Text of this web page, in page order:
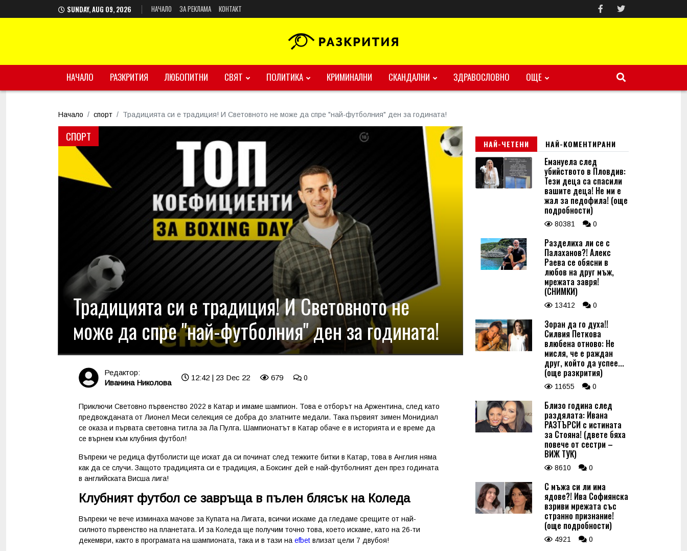
SUNDAY, AUG 09, 2026 НАЧАЛО ЗА РЕКЛАМА КОНТАКТ
НАЧАЛО РАЗКРИТИЯ ЛЮБОПИТНИ СВЯТ ПОЛИТИКА КРИМИНАЛНИ СКАНДАЛНИ ЗДРАВОСЛОВНО ОЩЕ
Начало спорт Традицията си е традиция! И Световното не може да спре "най-футболния" ден за годината!
СПОРТ
Традицията си е традиция! И Световното не
може да спре "най-футболния" ден за годината!
Редактор:
Иванина Николова
12:42 | 23 Dec 22 679 0
Приключи Световно първенство 2022 в Катар и имаме шампион. Това е отборът на Аржентина, след като
предвожданата от Лионел Меси селекция се добра до златните медали. Така първият зимен Монидиал
се оказа и първата световна титла за Ла Пулга. Шампионатът в Катар обаче е в историята и е време да
се върнем към клубния футбол!
Въпреки че редица футболисти ще искат да си починат след тежките битки в Катар, това в Англия няма
как да се случи. Защото традицията си е традиция, а Боксинг дей е най-футболният ден през годината
в английската Висша лига!
Клубният футбол се завръща в пълен блясък на Коледа
Въпреки че вече изминаха мачове за Купата на Лигата, всички искаме да гледаме срещите от най-
силното първенство на планетата. И за Коледа ще получим точно това, което искаме, като на 26-ти
декември, както в програмата на шампионата, така и в тази на efbet влизат цели 7 двубоя!
НАЙ-ЧЕТЕНИ НАЙ-КОМЕНТИРАНИ
Емануела след
убийството в Пловдив:
Тези деца са спасили
вашите деца! Не ми е
жал за педофила! (още
подробности)
80381 0
Разделиха ли се с
Палаханов?! Алекс
Раева се обясни в
любов на друг мъж,
мрежата завря!
(СНИМКИ)
13412 0
Зоран да го духа!!
Силвия Петкова
влюбена отново: Не
мисля, че е раждан
друг, който да успее...
(още разкрития)
11655 0
Близо година след
раздялата: Ивана
РАЗТЪРСИ с истината
за Стояна! (двете бяха
повече от сестри –
ВИЖ ТУК)
8610 0
С мъжа си ли има
ядове?! Ива Софиянска
взриви мрежата със
странно признание!
(още подробности)
4921 0